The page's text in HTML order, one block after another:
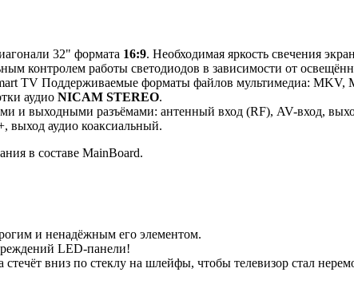
32" формата 16:9. Необходимая яркость свечения
контролем работы светодиодов в зависимости от
TV Поддерживаемые форматы файлов мультимедиа: MKV,
аудио NICAM STEREO.
и выходными разъёмами: антенный вход (RF), AV-вход,
выход аудио коаксиальный.
в составе MainBoard.
и ненадёжным его элементом.
LED-панели!
вниз по стеклу на шлейфы, чтобы телевизор стал